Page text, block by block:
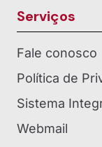
Serviços
Fale conosco
Política de
Sistema
Webmail